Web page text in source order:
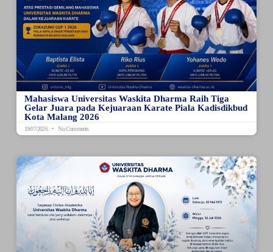
Mahasiswa Universitas Waskita Dharma Raih Tiga
Gelar Juara pada Kejuaraan Karate Piala Kadisdikbud
Kota Malang 2026
19/07/2026 No Comments